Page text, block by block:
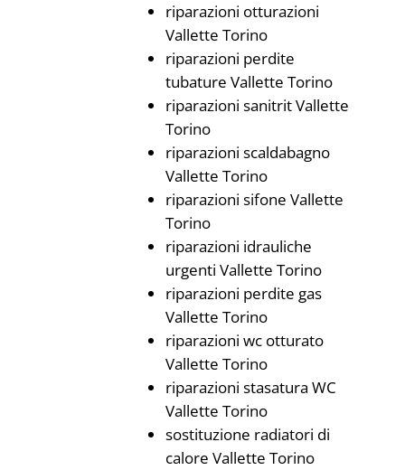
riparazioni otturazioni
Vallette Torino
riparazioni perdite
tubature Vallette Torino
riparazioni sanitrit Vallette
Torino
riparazioni scaldabagno
Vallette Torino
riparazioni sifone Vallette
Torino
riparazioni idrauliche
urgenti Vallette Torino
riparazioni perdite gas
Vallette Torino
riparazioni wc otturato
Vallette Torino
riparazioni stasatura WC
Vallette Torino
sostituzione radiatori di
calore Vallette Torino